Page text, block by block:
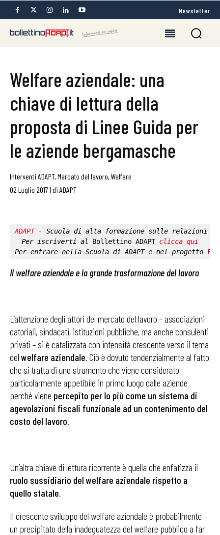
Newsletter
Welfare aziendale: una
chiave di lettura della
proposta di Linee Guida per
le aziende bergamasche
Interventi ADAPT, Mercato del lavoro, Welfare
02 Luglio 2017| di ADAPT
ADAPT - Scuola di alta formazione sulle relazioni
Per iscriverti al Bollettino ADAPT clicca qui
Per entrare nella Scuola di ADAPT e nel progetto
Il welfare aziendale e la grande trasformazione del lavoro
L’attenzione degli attori del mercato del lavoro – associazioni
datoriali, sindacati, istituzioni pubbliche, ma anche consulenti
privati – si è catalizzata con intensità crescente verso il tema
del welfare aziendale. Ciò è dovuto tendenzialmente al fatto
che si tratta di uno strumento che viene considerato
particolarmente appetibile in primo luogo dalle aziende
perché viene percepito per lo più come un sistema di
agevolazioni fiscali funzionale ad un contenimento del
costo del lavoro.
Un’altra chiave di lettura ricorrente è quella che enfatizza il
ruolo sussidiario del welfare aziendale rispetto a
quello statale.
Il crescente sviluppo del welfare aziendale è probabilmente
un precipitato della inadeguatezza del welfare pubblico a far